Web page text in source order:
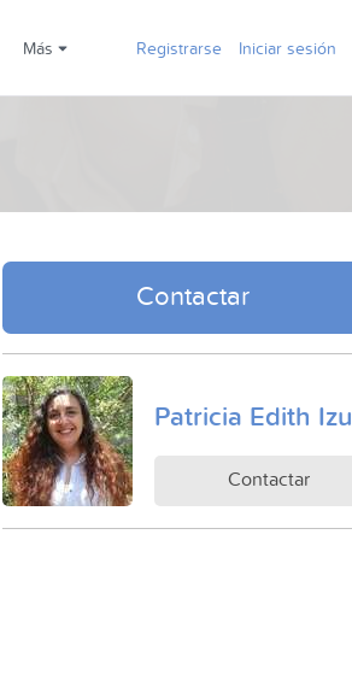
Más Registrarse Iniciar sesión
Contactar
Patricia Edith Izu
Contactar